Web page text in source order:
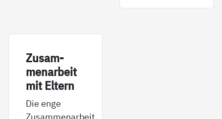
Zu­sam­
men­ar­beit
mit El­tern
Die enge
Zusammenarbeit